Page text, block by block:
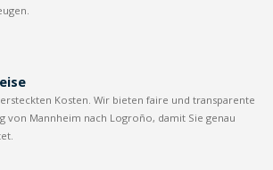
Kosten. Wir bieten faire und transparente
von Mannheim nach Logroño, damit Sie genau